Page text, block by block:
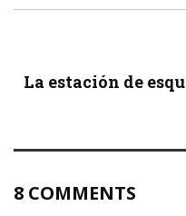
La estación de
8 COMMENTS